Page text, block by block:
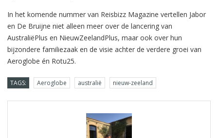
In het komende nummer van Reisbizz Magazine vertellen Jabor
en De Bruijne niet alleen meer over de lancering van
AustraliëPlus en NieuwZeelandPlus, maar ook over hun
bijzondere familiezaak en de visie achter de verdere groei van
Aeroglobe én Rotu25.
TAGS: Aeroglobe australië nieuw-zeeland